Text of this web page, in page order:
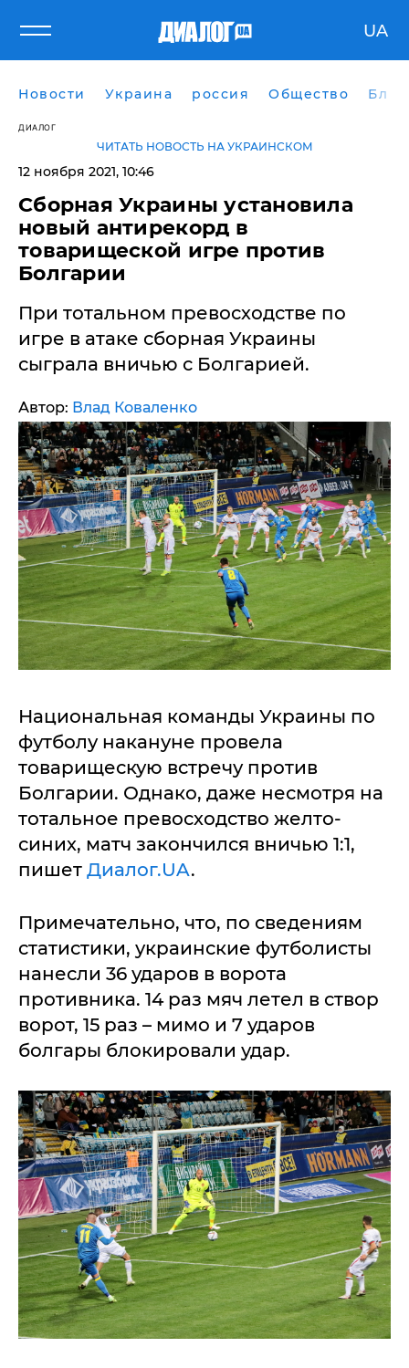
UA
Новости Украина россия Общество
ДИАЛОГ
ЧИТАТЬ НОВОСТЬ НА УКРАИНСКОМ
12 ноября 2021, 10:46
Сборная Украины установила
новый антирекорд в
товарищеской игре против
Болгарии
При тотальном превосходстве по
игре в атаке сборная Украины
сыграла вничью с Болгарией.
Автор: Влад Коваленко
Национальная команды Украины по
футболу накануне провела
товарищескую встречу против
Болгарии. Однако, даже несмотря на
тотальное превосходство желто-
синих, матч закончился вничью 1:1,
пишет Диалог.UA.
Примечательно, что, по сведениям
статистики, украинские футболисты
нанесли 36 ударов в ворота
противника. 14 раз мяч летел в створ
ворот, 15 раз – мимо и 7 ударов
болгары блокировали удар.